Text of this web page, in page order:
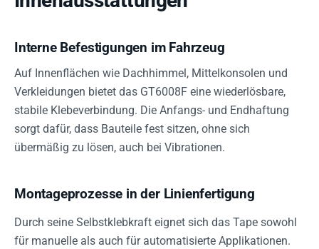
Interne Befestigungen im Fahrzeug
Auf Innenflächen wie Dachhimmel, Mittelkonsolen und
Verkleidungen bietet das GT6008F eine wiederlösbare,
stabile Klebeverbindung. Die Anfangs- und Endhaftung
sorgt dafür, dass Bauteile fest sitzen, ohne sich
übermäßig zu lösen, auch bei Vibrationen.
Montageprozesse in der Linienfertigung
Durch seine Selbstklebkraft eignet sich das Tape sowohl
für manuelle als auch für automatisierte Applikationen.